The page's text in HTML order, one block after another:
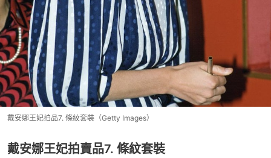
戴安娜王妃拍品7. 條紋套裝（Getty Images）
戴安娜王妃拍賣品7. 條紋套裝